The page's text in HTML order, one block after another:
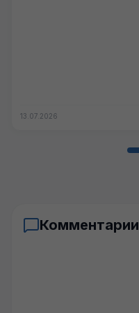
13.07.2026
Комментарии